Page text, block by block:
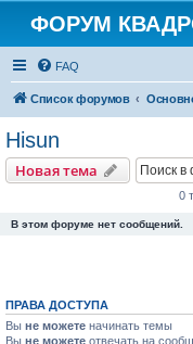
ФОРУМ
FAQ
Список форумов
Hisun
Новая тема
0
В этом форуме нет сообщений.
ПРАВА ДОСТУПА
Вы не можете начинать темы
Вы не можете отвечать на